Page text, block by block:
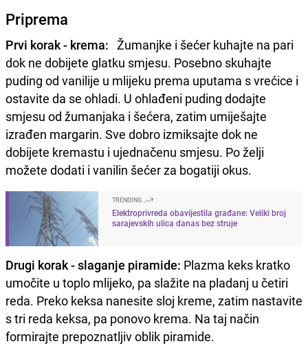
Priprema
Prvi korak - krema: Žumanjke i šećer kuhajte na pari
dok ne dobijete glatku smjesu. Posebno skuhajte
puding od vanilije u mlijeku prema uputama s vrećice i
ostavite da se ohladi. U ohlađeni puding dodajte
smjesu od žumanjaka i šećera, zatim umiješajte
izrađen margarin. Sve dobro izmiksajte dok ne
dobijete kremastu i ujednačenu smjesu. Po želji
možete dodati i vanilin šećer za bogatiji okus.
TRENDING
Elektroprivreda obavijestila građane: Veliki broj
sarajevskih ulica danas bez struje
Drugi korak - slaganje piramide: Plazma keks kratko
umočite u toplo mlijeko, pa slažite na pladanj u četiri
reda. Preko keksa nanesite sloj kreme, zatim nastavite
s tri reda keksa, pa ponovo krema. Na taj način
formirajte prepoznatljiv oblik piramide.